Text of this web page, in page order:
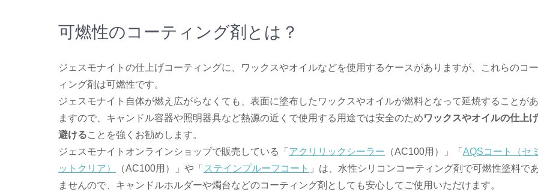
可燃性のコーティング剤とは？
ジェスモナイトの仕上げコーティングに、ワックスやオイルなどを使用するケースがありますが、これらのコ
ィング剤は可燃性です。
ジェスモナイト自体が燃え広がらなくても、表面に塗布したワックスやオイルが燃料となって延焼することが
ますので、キャンドル容器や照明器具など熱源の近くで使用する用途では安全のためワックスやオイルの仕上
避けることを強くお勧めします。
ジェスモナイトオンラインショップで販売している「 アクリリックシーラー （AC100用）」「 AQSコート（セ
ットクリア）
（AC100用）」や「 ステインプルーフコート 」は、水性シリコンコーティング剤で可燃性塗料で
ませんので、キャンドルホルダーや燭台などのコーティング剤としても安心してご使用いただけます。